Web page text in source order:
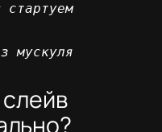
стартуем
мускуля